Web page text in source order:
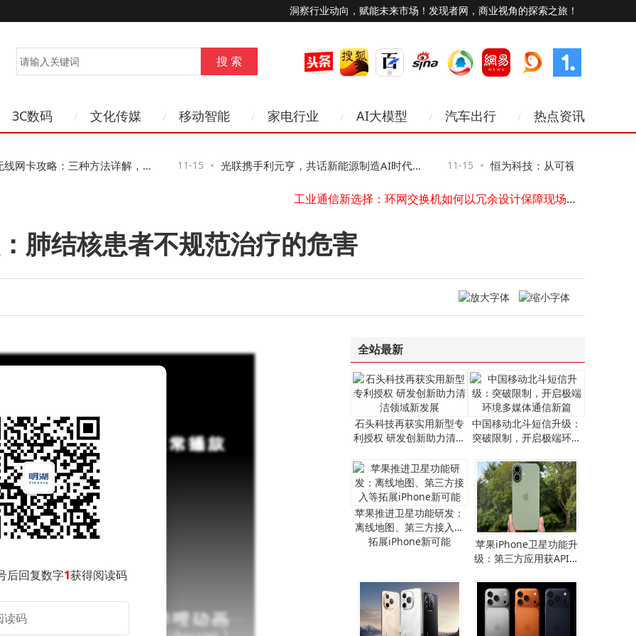
洞察行业动向，赋能未来市场！发现者网，商业视角的探索之旅！
3C数码 文化传媒 移动智能 家电行业 AI大模型 汽车出行 热点资讯
卡攻略：三种方法详解，第 11-15 光联携手利元亨，共话新能源制造AI时代网 11-15 恒为科技：从可视化到智算，让
得见、管得住”
昕锐CL系列激光测距模块：定制化驱动低空经济场景变革新引擎
蓝牙耳机被他人连接别慌！三招轻松夺回“控制权”
工业通信新选择：环网交换机如何以冗余设计保障现场数据稳定传输
谷歌AI新动作与苹果不谋而合
昕锐CL系列激光测距模块：定制化驱动低空经济场景变革新引擎
企业禁用无线网卡攻略：三种方法详解，第二种助企业高效管控风险
肺结核患者不规范治疗的危害
后回复数字1获得阅读码
全站最新
石头科技再获实用新型专
利授权 研发创新助力清洁
中国移动北斗短信升级：
突破限制，开启极端环境
苹果推进卫星功能研发：
离线地图、第三方接入等
拓展iPhone新可能
​苹果iPhone卫星功能升
级：第三方应用获API支